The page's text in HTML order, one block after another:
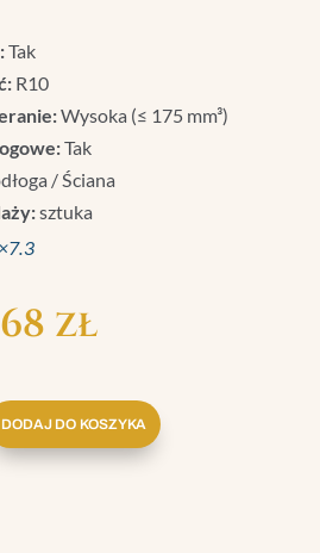
Tak
R10
Wysoka (≤ 175 mm³)
Tak
/ Ściana
sztuka
zł
DODAJ DO KOSZYKA